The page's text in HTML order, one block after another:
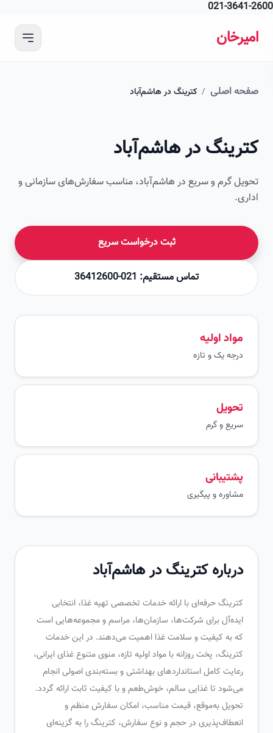
021-
اصلی / کترینگ در هاشم‌آباد
در هاشم‌آباد
گرم و سریع در هاشم‌آباد، مناسب سفارش‌های سازمانی و
ثبت درخواست سریع
تماس مستقیم: 021-36412600
مواد اولیه
درجه یک و تازه
سریع و گرم
پشتیبانی
مشاوره و پیگیری
تصویر این صفحه به زودی اضافه می‌شود
درباره کترینگ در هاشم‌آباد
کترینگ حرفه‌ای با ارائه خدمات تخصصی تهیه غذا، انتخابی
ایده‌آل برای شرکت‌ها، سازمان‌ها، مراسم و مجموعه‌هایی است
که به کیفیت و سلامت غذا اهمیت می‌دهند. در این خدمات
کترینگ، پخت روزانه با مواد اولیه تازه، منوی متنوع غذای ایرانی،
رعایت کامل استانداردهای بهداشتی و بسته‌بندی اصولی انجام
می‌شود تا غذایی سالم، خوش‌طعم و با کیفیت ثابت ارائه گردد.
تحویل به‌موقع، قیمت مناسب، امکان سفارش منظم و
انعطاف‌پذیری در حجم و نوع سفارش، کترینگ را به گزینه‌ای